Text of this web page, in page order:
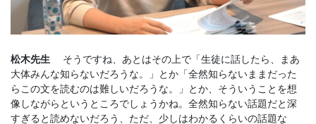
松木先生 そうですね、あとはその上で「生徒に話したら、まあ
大体みんな知らないだろうな。」とか「全然知らないままだった
らこの文を読むのは難しいだろうな。」とか、そういうことを想
像しながらというところでしょうかね。全然知らない話題だと深
すぎると読めないだろう、ただ、少しはわかるくらいの話題な